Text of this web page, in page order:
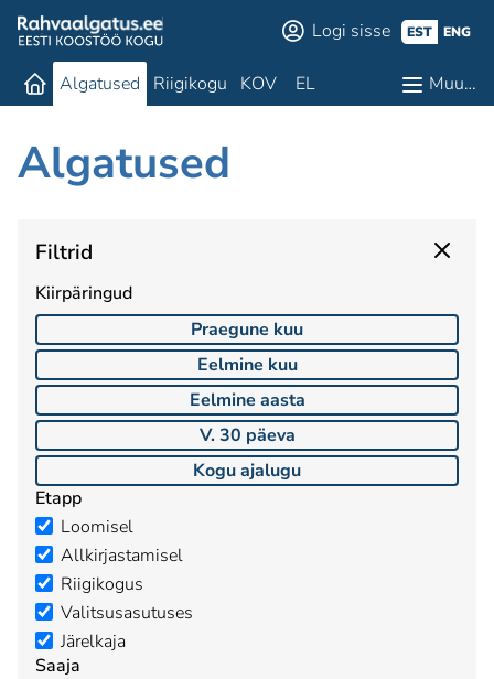
Logi sisse EST ENG
Algatused Riigikogu KOV EL Muu…
Algatused
Filtrid
Kiirpäringud
Praegune kuu
Eelmine kuu
Eelmine aasta
V. 30 päeva
Kogu ajalugu
Etapp
Loomisel
Allkirjastamisel
Riigikogus
Valitsusasutuses
Järelkaja
Saaja